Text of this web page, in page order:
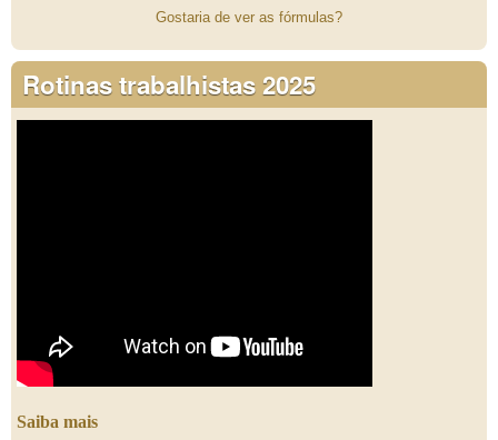
Gostaria de ver as fórmulas?
Rotinas trabalhistas 2025
Saiba mais